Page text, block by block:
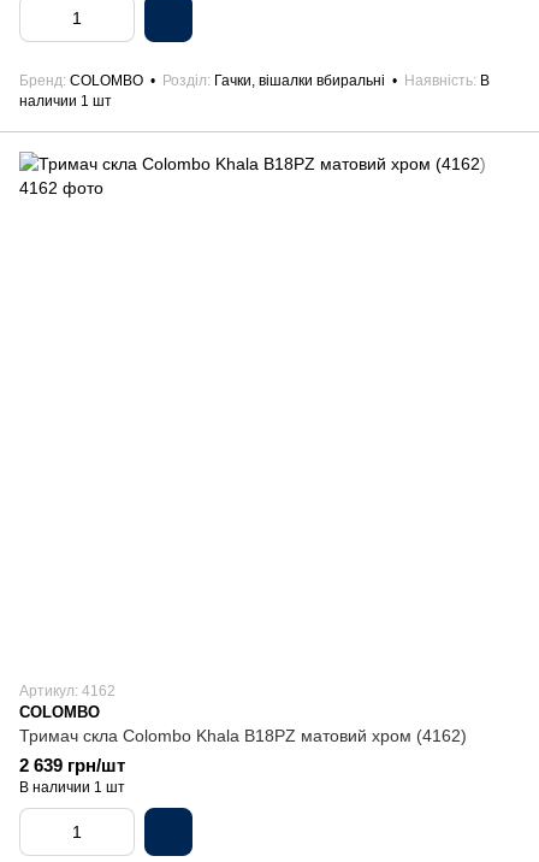
Бренд COLOMBO Розділ Гачки, вішалки вбиральні Наявність В
наличии 1 шт
Артикул: 4162
COLOMBO
Тримач скла Colombo Khala B18PZ матовий хром (4162)
2 639 грн/шт
В наличии 1 шт